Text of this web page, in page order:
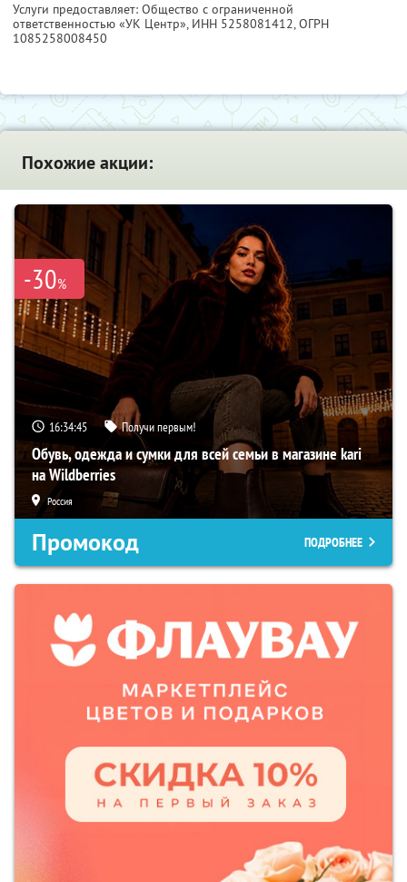
Услуги предоставляет: Общество с ограниченной
ответственностью «УК Центр», ИНН 5258081412, ОГРН
1085258008450
Похожие акции:
-30%
16:34:44 Получи первым!
Обувь, одежда и сумки для всей семьи в магазине kari
на Wildberries
Россия
Промокод ПОДРОБНЕЕ